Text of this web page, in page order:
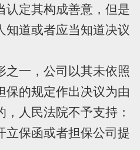
认定其构成善意，但是
知道或者应当知道决议
一，公司以其未依照
保的规定作出决议为由
人民法院不予支持：
保函或者担保公司提